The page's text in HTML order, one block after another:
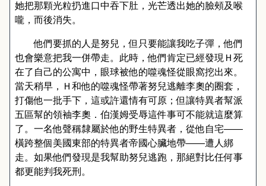
她把那顆光粒扔進口中吞下肚，光芒透出她的臉頰及喉
嚨，而後消失。
他們要抓的人是努兒，但只要能讓我吃子彈，他們
也會樂意把我一併帶走。此時，他們肯定已經發現Ｈ死
在了自己的公寓中，眼球被他的噬魂怪從眼窩挖出來。
當天稍早，Ｈ和他的噬魂怪帶著努兒逃離李奧的圈套，
打傷他一批手下，這或許還情有可原；但讓特異者幫派
五區幫的領袖李奧．伯漢姆受辱這件事可不能就這麼算
了。一名他聲稱隸屬於他的野生特異者，從他自宅——
橫跨整個美國東部的特異者帝國心臟地帶——遭人綁
走。如果他們發現是我幫助努兒逃跑，那絕對比任何事
都更能判我死刑。